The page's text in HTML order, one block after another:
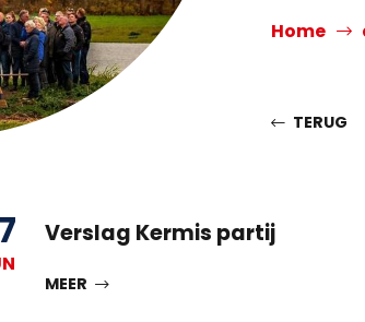
Home
TERUG
Verslag Kermis partij
MEER